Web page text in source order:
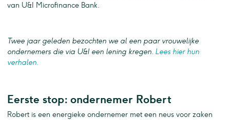
van U&I Microfinance Bank.
Twee jaar geleden bezochten we al een paar vrouwelijke
ondernemers die via U&I een lening kregen. Lees hier hun
verhalen.
Eerste stop: ondernemer Robert
Robert is een energieke ondernemer met een neus voor zaken